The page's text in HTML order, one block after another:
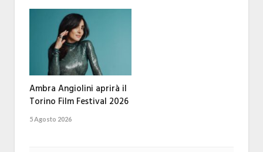
Ambra Angiolini aprirà il
Torino Film Festival 2026
5 Agosto 2026